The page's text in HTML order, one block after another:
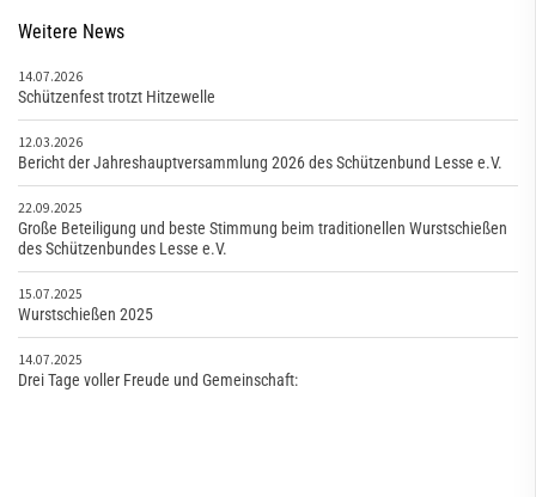
Weitere News
14.07.2026
Schützenfest trotzt Hitzewelle
12.03.2026
Bericht der Jahreshauptversammlung 2026 des Schützenbund Lesse e.V.
22.09.2025
Große Beteiligung und beste Stimmung beim traditionellen Wurstschießen
des Schützenbundes Lesse e.V.
15.07.2025
Wurstschießen 2025
14.07.2025
Drei Tage voller Freude und Gemeinschaft: